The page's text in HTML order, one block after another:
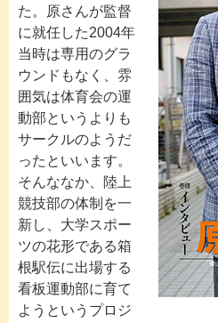
た。原さんが監督
に就任した2004年
当時は専用のグラ
ウンドもなく、雰
囲気は体育会の運
動部というよりも
サークルのようだ
ったといいます。
そんななか、陸上
競技部の体制を一
新し、大学スポー
ツの花形である箱
根駅伝に出場する
看板運動部に育て
ようというプロジ